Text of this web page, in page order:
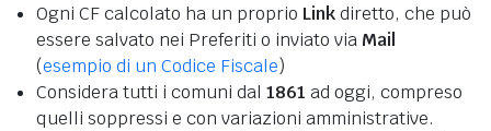
Ogni CF calcolato ha un proprio Linkdiretto, che può
essere salvato nei Preferiti o inviato via Mail
(esempio di un Codice Fiscale)
Considera tutti i comuni dal 1861 ad oggi, compreso
quelli soppressi e con variazioni amministrative.